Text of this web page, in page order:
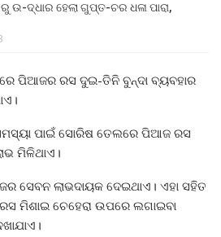
ଉ-ଦ୍ଧାର ହେଲା ଗୁପ୍ତ-ଚର ଧଳା ପାରା,
ପିଆଜର ରସ ଦୁଇ-ତିନି ବୁନ୍ଦା ବ୍ୟବହାର
ପାଇଁ ସୋରିଷ ତେଲରେ ପିଆଜ ରସ
ମିଳିଥାଏ।
ସେବନ ଲାଭଦାୟକ ଦେଇଥାଏ। ଏହା ସହିତ
ମିଶାଇ ଚେହେରା ଉପରେ ଲଗାଇବା